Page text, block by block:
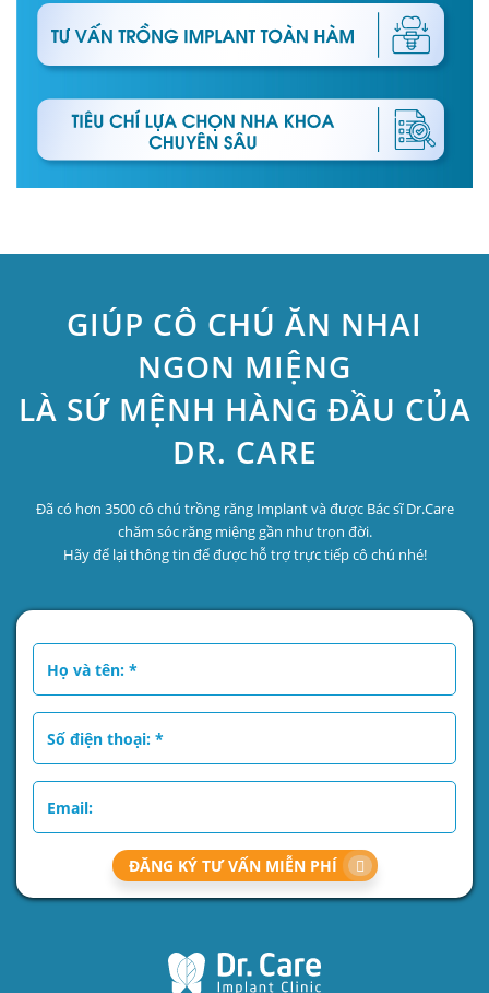
GIÚP CÔ CHÚ ĂN NHAI
NGON MIỆNG
LÀ SỨ MỆNH HÀNG ĐẦU CỦA
DR. CARE
Đã có hơn 3500 cô chú trồng răng Implant và được Bác sĩ Dr.Care
chăm sóc răng miệng gần như trọn đời.
Hãy để lại thông tin để được hỗ trợ trực tiếp cô chú nhé!
ĐĂNG KÝ TƯ VẤN MIỄN PHÍ